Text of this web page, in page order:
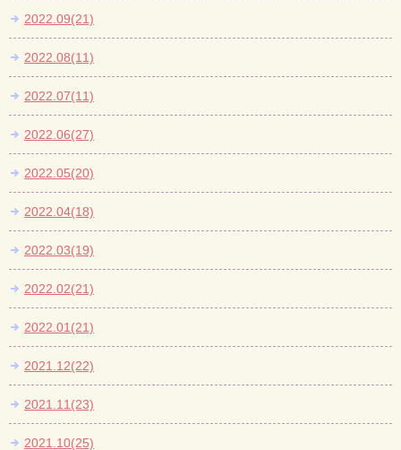
2022.09(21)
2022.08(11)
2022.07(11)
2022.06(27)
2022.05(20)
2022.04(18)
2022.03(19)
2022.02(21)
2022.01(21)
2021.12(22)
2021.11(23)
2021.10(25)